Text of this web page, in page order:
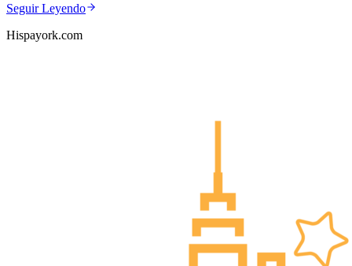
Seguir Leyendo
Hispayork.com